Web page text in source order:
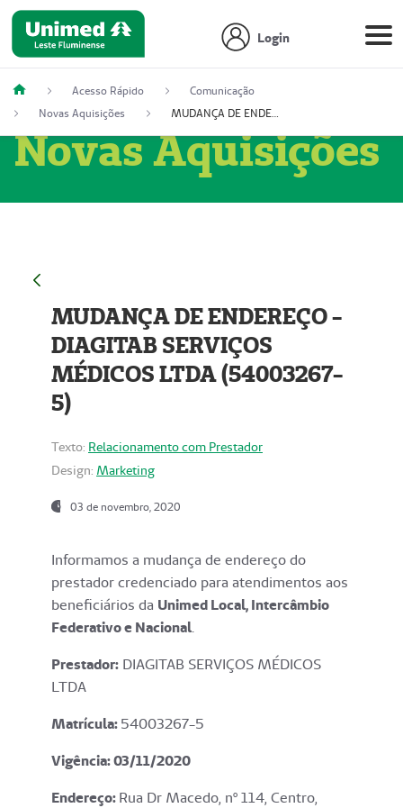
Login
Acesso Rápido
Comunicação
Novas Aquisições
MUDANÇA DE ENDEREÇO - DIAGITAB SERVIÇOS MÉDICOS LTDA (54003267-5)
Novas Aquisições
MUDANÇA DE ENDEREÇO -
DIAGITAB SERVIÇOS
MÉDICOS LTDA (54003267-
5)
Texto: Relacionamento com Prestador
Design: Marketing
03 de novembro, 2020
Informamos a mudança de endereço do
prestador credenciado para atendimentos aos
beneficiários da Unimed Local, Intercâmbio
Federativo e Nacional.
Prestador: DIAGITAB SERVIÇOS MÉDICOS
LTDA
Matrícula:54003267-5
Vigência: 03/11/2020
Endereço:Rua Dr Macedo, nº 114, Centro,